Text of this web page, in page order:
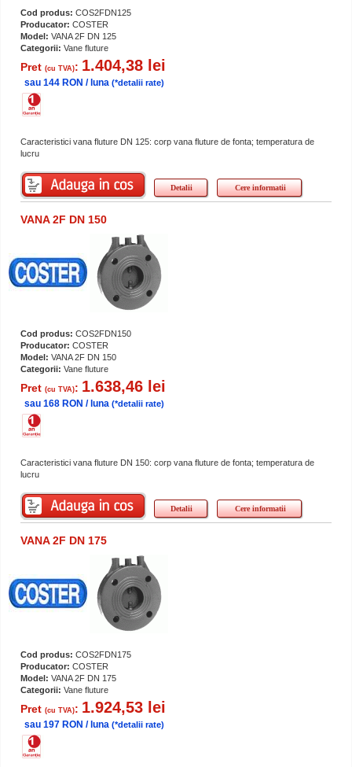
Cod produs: COS2FDN125
Producator: COSTER
Model: VANA 2F DN 125
Categorii: Vane fluture
Pret (cu TVA): 1.404,38 lei
sau 144 RON / luna (*detalii rate)
Caracteristici vana fluture DN 125: corp vana fluture de fonta; temperatura de
lucru
Detalii Cere informatii
VANA 2F DN 150
Cod produs: COS2FDN150
Producator: COSTER
Model: VANA 2F DN 150
Categorii: Vane fluture
Pret (cu TVA): 1.638,46 lei
sau 168 RON / luna (*detalii rate)
Caracteristici vana fluture DN 150: corp vana fluture de fonta; temperatura de
lucru
Detalii Cere informatii
VANA 2F DN 175
Cod produs: COS2FDN175
Producator: COSTER
Model: VANA 2F DN 175
Categorii: Vane fluture
Pret (cu TVA): 1.924,53 lei
sau 197 RON / luna (*detalii rate)